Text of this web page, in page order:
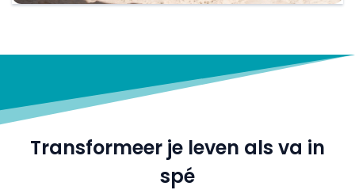
Transformeer je leven als va in
spé